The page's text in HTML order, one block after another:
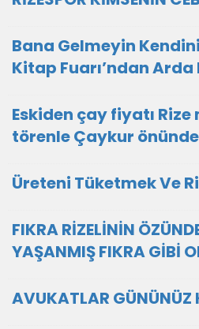
Bana Gelmeyin
Kitap Fuarı’ndan
Eskiden çay fiyatı
törenle Çaykur
Üreteni Tüketmek Ve
FIKRA RİZELİNİN
YAŞANMIŞ FIKRA GİBİ
AVUKATLAR GÜNÜNÜZ